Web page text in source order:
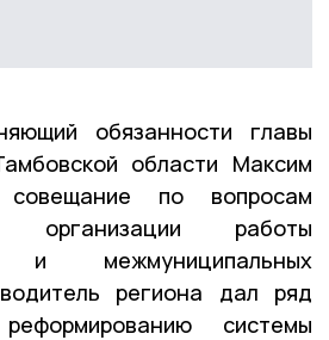
обязанности главы
области Максим
по вопросам
работы
и межмуниципальных
региона дал ряд
системы